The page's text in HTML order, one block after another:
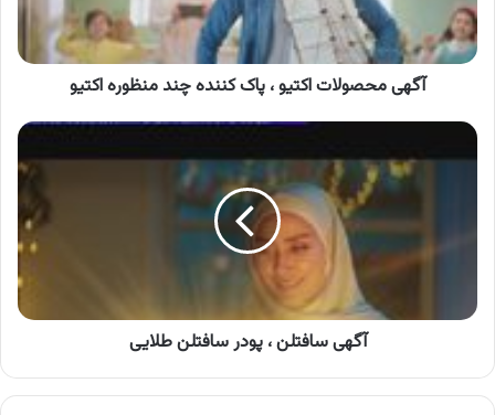
چند
منظوره
اکتیو
آگهی محصولات اکتیو ، پاک کننده چند منظوره اکتیو
آگهی
سافتلن
آگهی سافتلن ، پودر سافتلن طلایی